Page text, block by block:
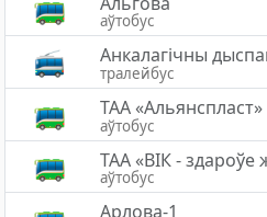
аўтобус
Анкалагічны
тралейбус
ТАА «Альянспласт»
аўтобус
ТАА «ВІК - здароўе
аўтобус
Арлова-1